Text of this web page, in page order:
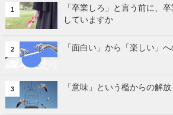
1
「卒業しろ」と言う前に、
していますか
2 「面白い」から「楽しい」
3 「意味」という檻からの解放